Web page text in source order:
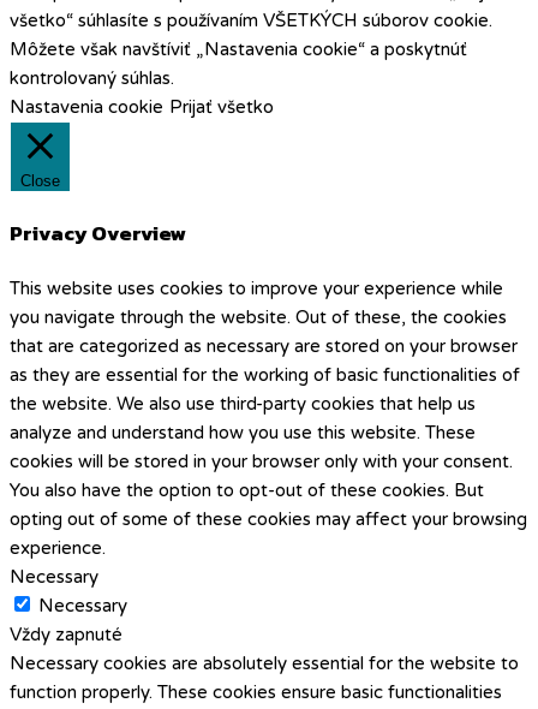
všetko“ súhlasíte s používaním VŠETKÝCH súborov cookie.
Môžete však navštíviť „Nastavenia cookie“ a poskytnúť
kontrolovaný súhlas.
Nastavenia cookie Prijať všetko
Close
Privacy Overview
This website uses cookies to improve your experience while
you navigate through the website. Out of these, the cookies
that are categorized as necessary are stored on your browser
as they are essential for the working of basic functionalities of
the website. We also use third-party cookies that help us
analyze and understand how you use this website. These
cookies will be stored in your browser only with your consent.
You also have the option to opt-out of these cookies. But
opting out of some of these cookies may affect your browsing
experience.
Necessary
Necessary
Vždy zapnuté
Necessary cookies are absolutely essential for the website to
function properly. These cookies ensure basic functionalities